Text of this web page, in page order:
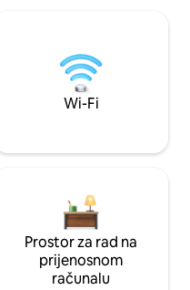
Wi-Fi
Prostor za rad na
prijenosnom
računalu